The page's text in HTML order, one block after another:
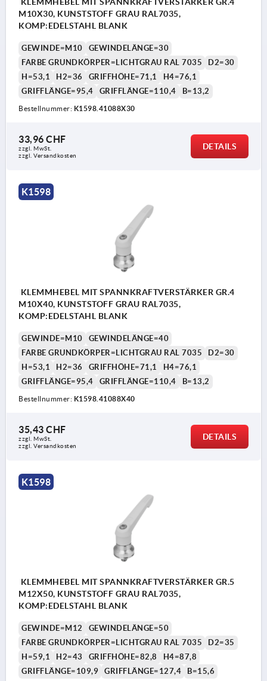
KLEMMHEBEL MIT SPANNKRAFTVERSTÄRKER GR.4
M10X30, KUNSTSTOFF GRAU RAL7035,
KOMP:EDELSTAHL BLANK
GEWINDE=M10
GEWINDELÄNGE=30
FARBE GRUNDKÖRPER=LICHTGRAU RAL 7035
D2=30
H=53,1
H2=36 GRIFFHÖHE=71,1
H4=76,1
GRIFFLÄNGE=95,4
GRIFFLÄNGE=110,4 B=13,2
Bestellnummer: K1598.41088X30
33,96 CHF
zzgl. MwSt.
zzgl. Versandkosten
DETAILS
K1598
KLEMMHEBEL MIT SPANNKRAFTVERSTÄRKER GR.4
M10X40, KUNSTSTOFF GRAU RAL7035,
KOMP:EDELSTAHL BLANK
GEWINDE=M10
GEWINDELÄNGE=40
FARBE GRUNDKÖRPER=LICHTGRAU RAL 7035
D2=30
H=53,1
H2=36 GRIFFHÖHE=71,1
H4=76,1
GRIFFLÄNGE=95,4
GRIFFLÄNGE=110,4 B=13,2
Bestellnummer: K1598.41088X40
35,43 CHF
zzgl. MwSt.
zzgl. Versandkosten
DETAILS
K1598
KLEMMHEBEL MIT SPANNKRAFTVERSTÄRKER GR.5
M12X50, KUNSTSTOFF GRAU RAL7035,
KOMP:EDELSTAHL BLANK
GEWINDE=M12
GEWINDELÄNGE=50
FARBE GRUNDKÖRPER=LICHTGRAU RAL 7035
D2=35
H=59,1
H2=43 GRIFFHÖHE=82,8
H4=87,8
GRIFFLÄNGE=109,9
GRIFFLÄNGE=127,4 B=15,6